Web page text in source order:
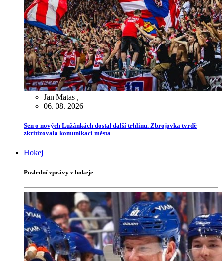
Jan Matas ,
06. 08. 2026
Sen o nových Lužánkách dostal další trhlinu. Zbrojovka tvrdě
zkritizovala komunikaci města
Hokej
Poslední zprávy z hokeje